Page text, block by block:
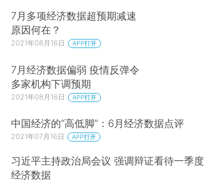
7月多项经济数据超预期减速
原因何在？
2021年08月16日 APP打开
7月经济数据偏弱 疫情反弹令
多家机构下调预期
2021年08月16日 APP打开
中国经济的“高低脚”：6月经济数据点评
2021年07月16日 APP打开
习近平主持政治局会议 强调辩证看待一季度
经济数据